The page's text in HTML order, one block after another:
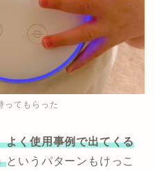
ってもらった
よく使用事例で出てくる
というパターンもけっこ